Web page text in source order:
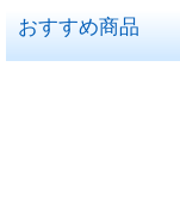
おすすめ商品